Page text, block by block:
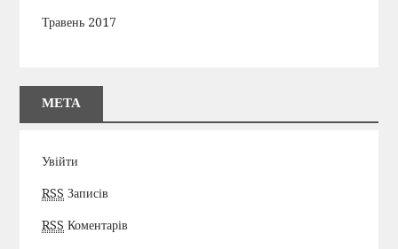
Травень 2017
МЕТА
Увійти
RSS Записів
RSS Коментарів